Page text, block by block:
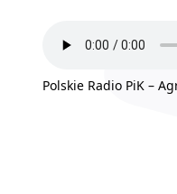
Polskie Radio PiK –